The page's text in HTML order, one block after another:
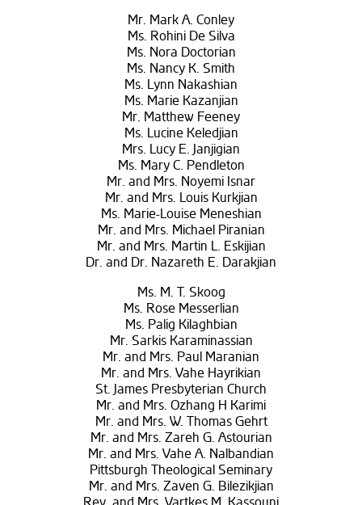
Mr. Mark A. Conley
Ms. Rohini De Silva
Ms. Nora Doctorian
Ms. Nancy K. Smith
Ms. Lynn Nakashian
Ms. Marie Kazanjian
Mr. Matthew Feeney
Ms. Lucine Keledjian
Mrs. Lucy E. Janjigian
Ms. Mary C. Pendleton
Mr. and Mrs. Noyemi Isnar
Mr. and Mrs. Louis Kurkjian
Ms. Marie-Louise Meneshian
Mr. and Mrs. Michael Piranian
Mr. and Mrs. Martin L. Eskijian
Dr. and Dr. Nazareth E. Darakjian
Ms. M. T. Skoog
Ms. Rose Messerlian
Ms. Palig Kilaghbian
Mr. Sarkis Karaminassian
Mr. and Mrs. Paul Maranian
Mr. and Mrs. Vahe Hayrikian
St. James Presbyterian Church
Mr. and Mrs. Ozhang H Karimi
Mr. and Mrs. W. Thomas Gehrt
Mr. and Mrs. Zareh G. Astourian
Mr. and Mrs. Vahe A. Nalbandian
Pittsburgh Theological Seminary
Mr. and Mrs. Zaven G. Bilezikjian